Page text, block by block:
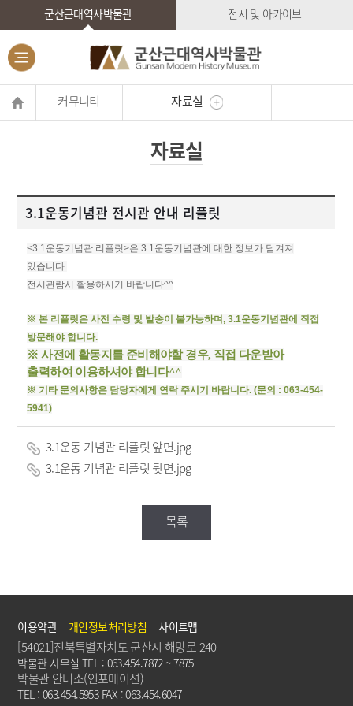
군산근대역사박물관 전시 및 아카이브
커뮤니티 자료실
자료실
3.1운동기념관 전시관 안내 리플릿
<3.1운동기념관 리플릿>은 3.1운동기념관에 대한 정보가 담겨져
있습니다.
전시관람시 활용하시기 바랍니다^^
※ 본 리플릿은 사전 수령 및 발송이 불가능하며, 3.1운동기념관에 직접
방문해야 합니다.
※ 사전에 활동지를 준비해야할 경우, 직접 다운받아
출력하여 이용하셔야 합니다^^
※ 기타 문의사항은 담당자에게 연락 주시기 바랍니다. (문의 : 063-454-
5941)
3.1운동 기념관 리플릿 앞면.jpg
3.1운동 기념관 리플릿 뒷면.jpg
목록
이용약관 개인정보처리방침 사이트맵
[54021]전북특별자치도 군산시 해망로 240
박물관 사무실 TEL : 063.454.7872 ~ 7875
박물관 안내소(인포메이션)
TEL : 063.454.5953 FAX : 063.454.6047